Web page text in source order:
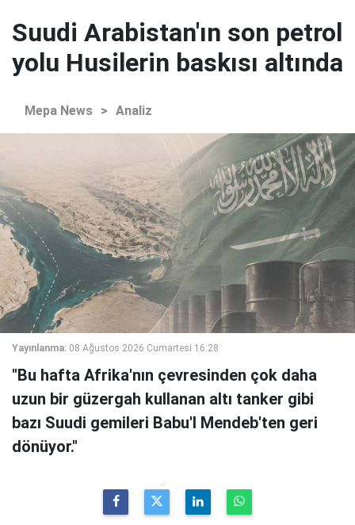
Suudi Arabistan'ın son petrol
yolu Husilerin baskısı altında
Mepa News > Analiz
Yayınlanma: 08 Ağustos 2026 Cumartesi 16:28
"Bu hafta Afrika'nın çevresinden çok daha
uzun bir güzergah kullanan altı tanker gibi
bazı Suudi gemileri Babu'l Mendeb'ten geri
dönüyor."